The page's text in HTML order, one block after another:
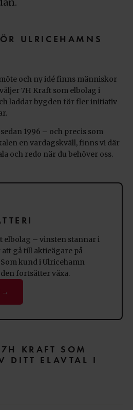
ULRICEHAMNS
och ny idé finns människor
7H Kraft som elbolag i
laddar bygden för fler initiativ
1996 – och precis som
en vardagskväll, finns vi där
och redo när du behöver oss.
elbolag – vinsten stannar i
gå till aktieägare på
kund i Ulricehamn
fortsätter växa.
→
KRAFT SOM
DITT ELAVTAL I